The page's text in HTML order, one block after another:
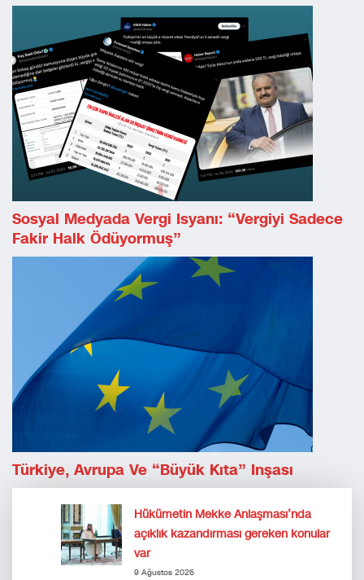
Sosyal Medyada Vergi Isyanı: “Vergiyi Sadece
Fakir Halk Ödüyormuş”
Türkiye, Avrupa Ve “Büyük Kıta” Inşası
Hükümetin Mekke Anlaşması’nda
açıklık kazandırması gereken konular
var
9 Ağustos 2026